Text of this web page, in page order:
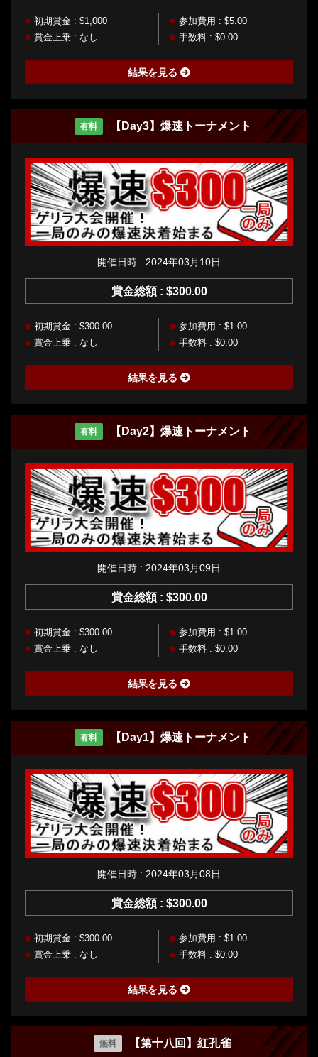
初期賞金 : $1,000
参加費用 : $5.00
賞金上乗 : なし
手数料 : $0.00
結果を見る
有料 【Day3】爆速トーナメント
開催日時 : 2024年03月10日
賞金総額 : $300.00
初期賞金 : $300.00
参加費用 : $1.00
賞金上乗 : なし
手数料 : $0.00
結果を見る
有料 【Day2】爆速トーナメント
開催日時 : 2024年03月09日
賞金総額 : $300.00
初期賞金 : $300.00
参加費用 : $1.00
賞金上乗 : なし
手数料 : $0.00
結果を見る
有料 【Day1】爆速トーナメント
開催日時 : 2024年03月08日
賞金総額 : $300.00
初期賞金 : $300.00
参加費用 : $1.00
賞金上乗 : なし
手数料 : $0.00
結果を見る
無料 【第十八回】紅孔雀